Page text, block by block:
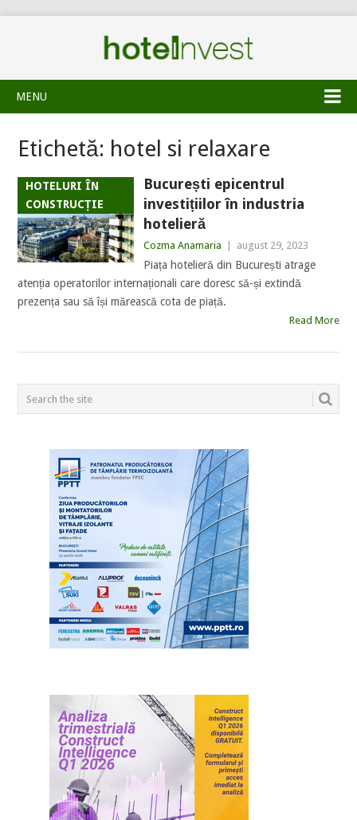
MENU
Etichetă: hotel si relaxare
HOTELURI ÎN
CONSTRUCȚIE
București epicentrul
investițiilor în industria
hotelieră
Cozma Anamaria august 29, 2023
Piața hotelieră din București atrage
atenția operatorilor internaționali care doresc să-și extindă
prezența sau să își mărească cota de piață.
Read More
POSTS
NAVIGATION